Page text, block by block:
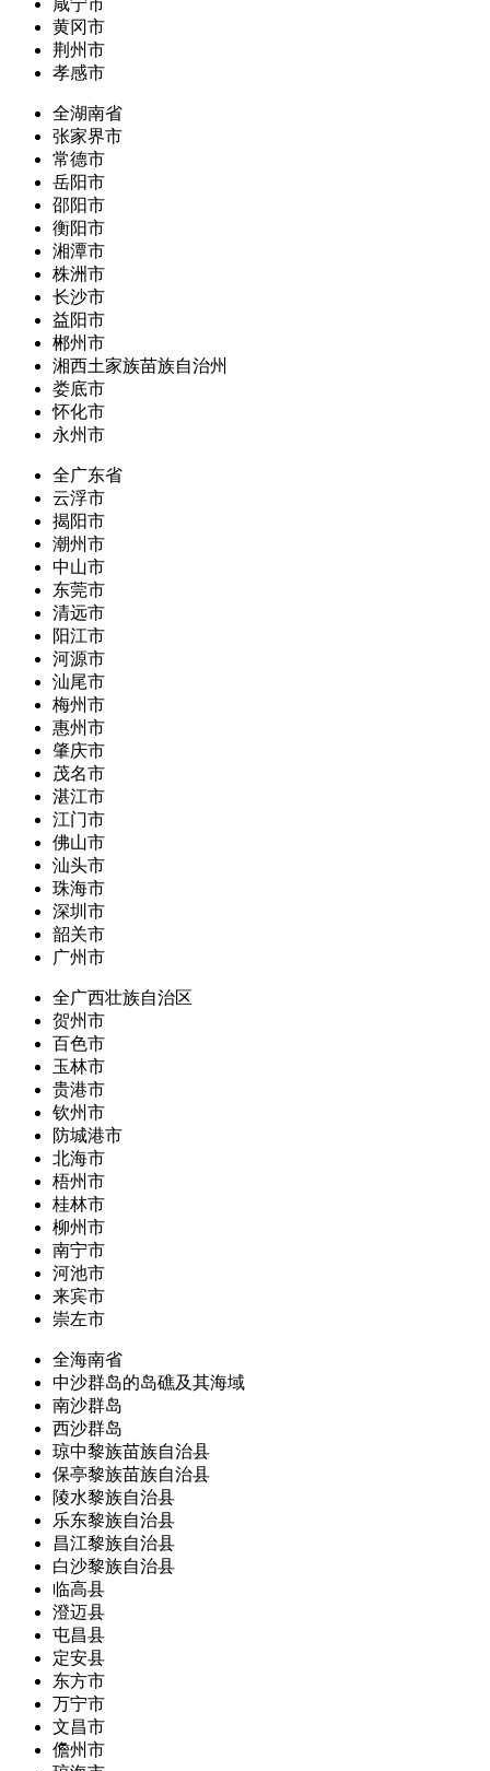
咸宁市
黄冈市
荆州市
孝感市
全湖南省
张家界市
常德市
岳阳市
邵阳市
衡阳市
湘潭市
株洲市
长沙市
益阳市
郴州市
湘西土家族苗族自治州
娄底市
怀化市
永州市
全广东省
云浮市
揭阳市
潮州市
中山市
东莞市
清远市
阳江市
河源市
汕尾市
梅州市
惠州市
肇庆市
茂名市
湛江市
江门市
佛山市
汕头市
珠海市
深圳市
韶关市
广州市
全广西壮族自治区
贺州市
百色市
玉林市
贵港市
钦州市
防城港市
北海市
梧州市
桂林市
柳州市
南宁市
河池市
来宾市
崇左市
全海南省
中沙群岛的岛礁及其海域
南沙群岛
西沙群岛
琼中黎族苗族自治县
保亭黎族苗族自治县
陵水黎族自治县
乐东黎族自治县
昌江黎族自治县
白沙黎族自治县
临高县
澄迈县
屯昌县
定安县
东方市
万宁市
文昌市
儋州市